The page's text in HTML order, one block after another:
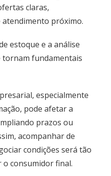
claras,
atendimento próximo.
estoque e a análise
tornam fundamentais
especialmente
pode afetar a
prazos ou
acompanhar de
condições será tão
consumidor final.